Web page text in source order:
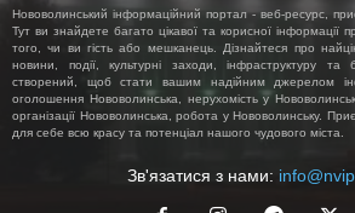
Нововолинський інформаційний портал - веб-ресурс,
Тут ви знайдете багато цікавої та корисної інформації
того, чи ви гість або мешканець. Дізнайтеся про
новини, події, культурні заходи, інфраструктуру
створений, щоб стати вашим надійним джерелом
оголошення Нововолинська, нерухомість у
організації Нововолинська, робота у Нововолинську.
для себе всю красу та потенціал нашого чудового міста.
Зв'язатися з нами: